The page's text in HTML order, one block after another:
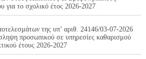
για το σχολικό έτος 2026-2027
της υπ’ αριθ. 24146/03-07-2026
προσωπικού σε υπηρεσίες καθαρισμού
έτους 2026-2027